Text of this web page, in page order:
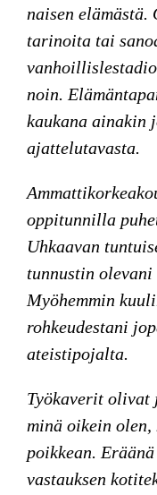
naisen
tarinoita tai
noin.
kaukana ainakin
ajattelutavasta.
oppitunnilla
Uhkaavan
tunnustin olevani
Myöhemmin
rohkeudestani
ateistipojalta.
Työkaverit olivat
minä oikein
poikkean.
vastauksen